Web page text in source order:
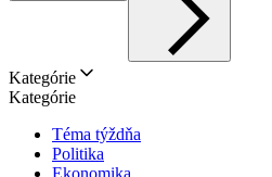
Kategórie
Kategórie
Téma týždňa
Politika
Ekonomika